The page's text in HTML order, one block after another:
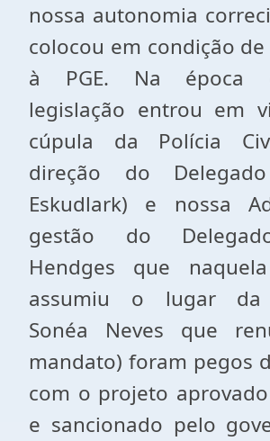
nossa autonomia
colocou em condição
à PGE. Na época
legislação entrou em
cúpula da Polícia
direção do
Eskudlark) e nossa
gestão do
Hendges que
assumiu o lugar da
Sonéa Neves que
mandato) foram pegos
com o projeto
e sancionado pelo